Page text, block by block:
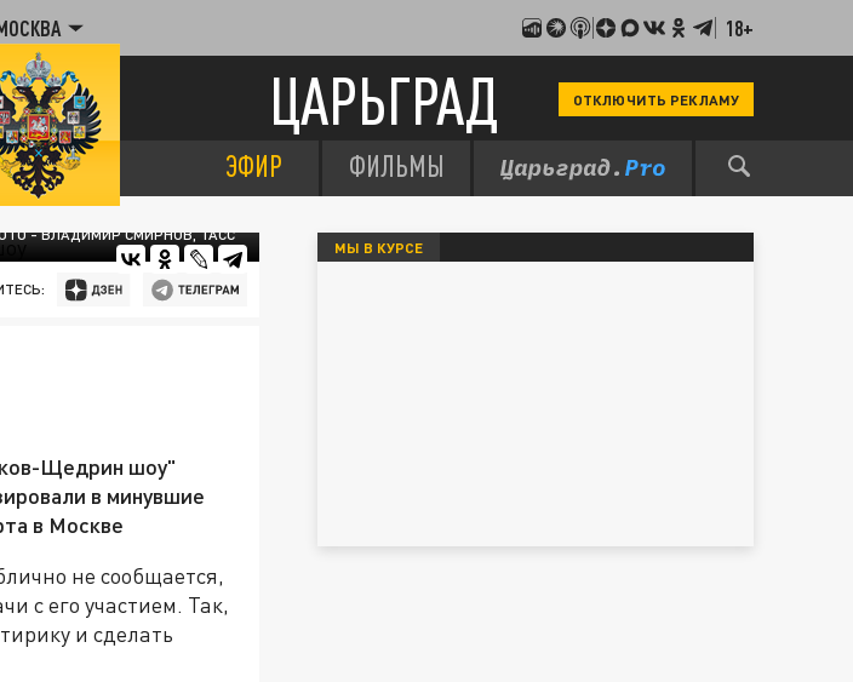
18+
ЦАРЬГРАД ОТКЛЮЧИТЬ РЕКЛАМУ
ЭФИР ФИЛЬМЫ
- ВЛАДИМИР СМИРНОВ, ТАСС
Щедрин шоу"
в минувшие
в Москве
не сообщается,
с его участием. Так,
и сделать
МЫ В КУРСЕ